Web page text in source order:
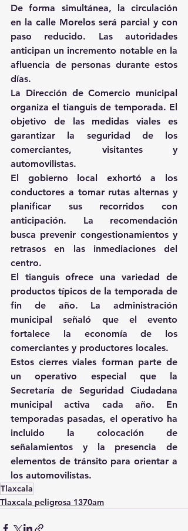
De forma simultánea, la circulación
en la calle Morelos será parcial y con
paso reducido. Las autoridades
anticipan un incremento notable en la
afluencia de personas durante estos
días.
La Dirección de Comercio municipal
organiza el tianguis de temporada. El
objetivo de las medidas viales es
garantizar la seguridad de los
comerciantes, visitantes y
automovilistas.
El gobierno local exhortó a los
conductores a tomar rutas alternas y
planificar sus recorridos con
anticipación. La recomendación
busca prevenir congestionamientos y
retrasos en las inmediaciones del
centro.
El tianguis ofrece una variedad de
productos típicos de la temporada de
fin de año. La administración
municipal señaló que el evento
fortalece la economía de los
comerciantes y productores locales.
Estos cierres viales forman parte de
un operativo especial que la
Secretaría de Seguridad Ciudadana
municipal activa cada año. En
temporadas pasadas, el operativo ha
incluido la colocación de
señalamientos y la presencia de
elementos de tránsito para orientar a
los automovilistas.
Tlaxcala
Tlaxcala peligrosa 1370am